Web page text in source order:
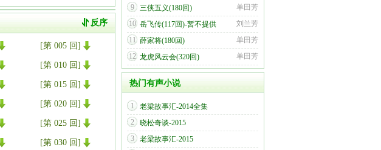
[第 005 回]
[第 010 回]
[第 015 回]
[第 020 回]
[第 025 回]
[第 030 回]
单田芳
9
三侠五义(180回)
刘兰芳
10 岳飞传(117回)-暂不提供
单田芳
11 薛家将(180回)
单田芳
12 龙虎风云会(320回)
热门有声小说
1
老梁故事汇-2014全集
2
晓松奇谈-2015
3
老梁故事汇-2015